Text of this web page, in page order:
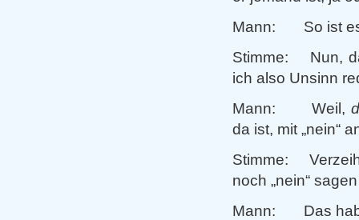
Mann: So ist
Stimme: Nun,
ich also Unsinn
Mann: Weil,
da ist, mit „nein“
Stimme:
noch „nein“
Mann: Das